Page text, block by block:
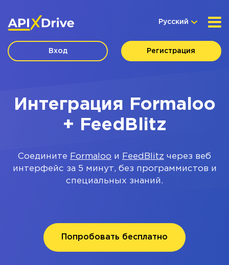
Русский
Вход Регистрация
Интеграция Formaloo
+ FeedBlitz
Соедините Formaloo и FeedBlitz через веб
интерфейс за 5 минут, без программистов и
специальных знаний.
Попробовать бесплатно